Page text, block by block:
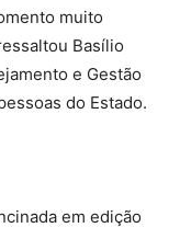
muito
Basílio
e Gestão
do Estado.
em edição